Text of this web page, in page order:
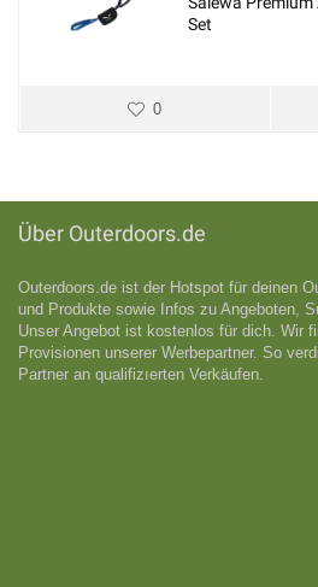
Set
0
Über Outerdoors.de
Outerdoors.de ist der Hotspot für deinen
und Produkte sowie Infos zu Angeboten,
Unser Angebot ist kostenlos für dich. Wir
Provisionen unserer Werbepartner. So
Partner an qualifizıerten Verkäufen.